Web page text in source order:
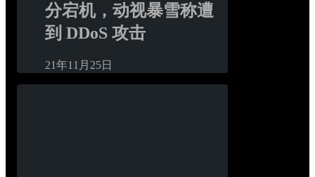
分宕机，动视暴雪称遭
到 DDoS 攻击
21年11月25日